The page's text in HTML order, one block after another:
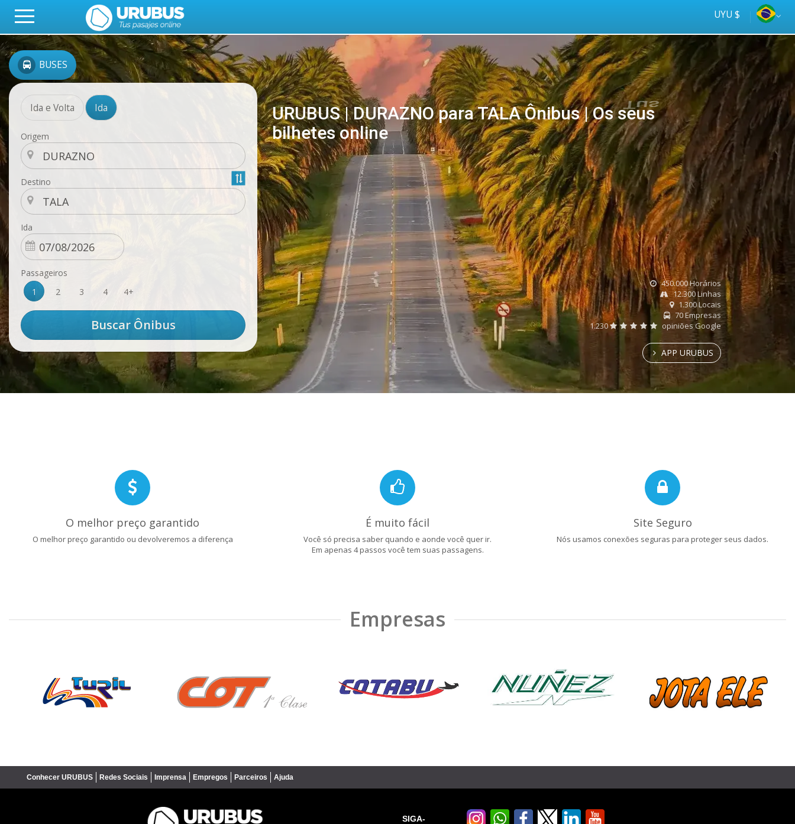
UYU $
BUSES
Ida e Volta Ida
Origem
Destino
Ida
Passageiros
1
2 3 4 4+
URUBUS | DURAZNO para TALA Ônibus | Os seus
bilhetes online
online
Tus
ómnibus
450.000 Horários
12.300 Linhas
1.300 Locais
70 Empresas
1.230
opiniões Google
APP URUBUS
O melhor preço garantido
O melhor preço garantido ou devolveremos a diferença
É muito fácil
Você só precisa saber quando e aonde você quer ir.
Em apenas 4 passos você tem suas passagens.
Site Seguro
Nós usamos conexões seguras para proteger seus dados.
Empresas
Conhecer URUBUS Redes Sociais Imprensa Empregos Parceiros Ajuda
SIGA-